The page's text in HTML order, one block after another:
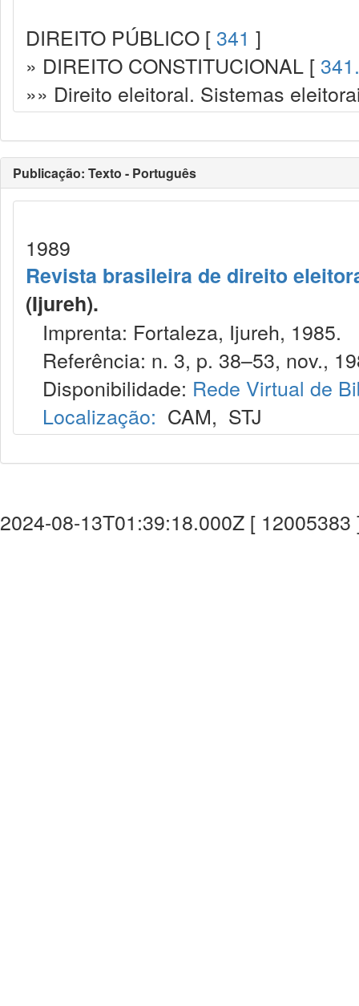
DIREITO PÚBLICO [ 341 ]
» DIREITO CONSTITUCIONAL [
»» Direito eleitoral. Sistemas
Publicação: Texto - Português
1989
Revista brasileira de direito
(Ijureh).
Imprenta: Fortaleza, Ijureh, 1985.
Referência: n. 3, p. 38–53, nov.,
Disponibilidade: Rede Virtual de
Localização: CAM, STJ
2024-08-13T01:39:18.000Z [ 12005383